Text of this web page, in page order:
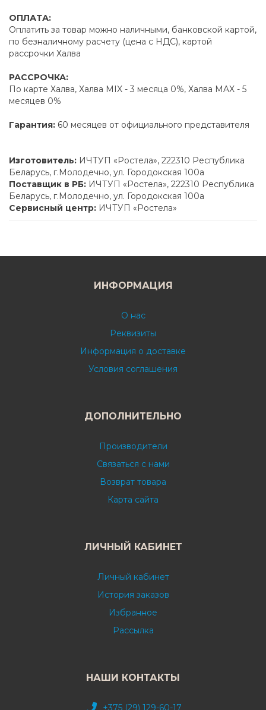
ОПЛАТА:
Оплатить за товар можно наличными, банковской картой,
по безналичному расчету (цена с НДС), картой
рассрочки Халва
РАССРОЧКА:
По карте Халва, Халва MIX - 3 месяца 0%, Халва MAX - 5
месяцев 0%
Гарантия: 60 месяцев от официального представителя
Изготовитель: ИЧТУП «Ростела», 222310 Республика
Беларусь, г.Молодечно, ул. Городокская 100а
Поставщик в РБ: ИЧТУП «Ростела», 222310 Республика
Беларусь, г.Молодечно, ул. Городокская 100а
Сервисный центр: ИЧТУП «Ростела»
ИНФОРМАЦИЯ
О нас
Реквизиты
Информация о доставке
Условия соглашения
ДОПОЛНИТЕЛЬНО
Производители
Связаться с нами
Возврат товара
Карта сайта
ЛИЧНЫЙ КАБИНЕТ
Личный кабинет
История заказов
Избранное
Рассылка
НАШИ КОНТАКТЫ
+375 (29) 129-60-17